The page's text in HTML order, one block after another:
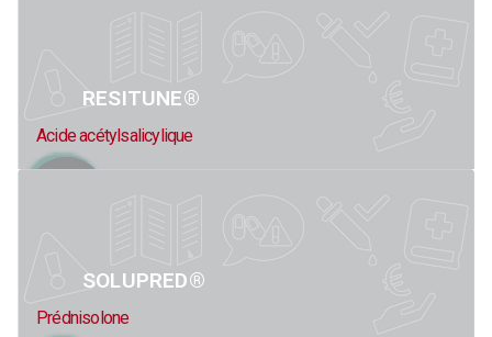
RESITUNE®
Acide acétylsalicylique
SOLUPRED®
Prédnisolone